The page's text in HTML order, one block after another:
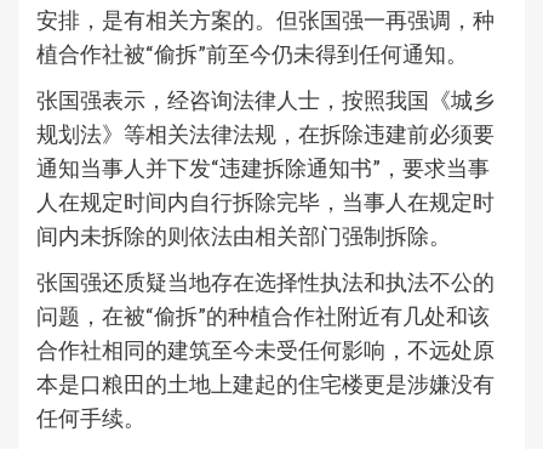
安排，是有相关方案的。但张国强一再强调，种
植合作社被“偷拆”前至今仍未得到任何通知。
张国强表示，经咨询法律人士，按照我国《城乡
规划法》等相关法律法规，在拆除违建前必须要
通知当事人并下发“违建拆除通知书”，要求当事
人在规定时间内自行拆除完毕，当事人在规定时
间内未拆除的则依法由相关部门强制拆除。
张国强还质疑当地存在选择性执法和执法不公的
问题，在被“偷拆”的种植合作社附近有几处和该
合作社相同的建筑至今未受任何影响，不远处原
本是口粮田的土地上建起的住宅楼更是涉嫌没有
任何手续。